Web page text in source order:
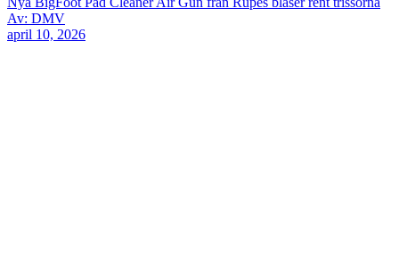
Av: DMV
april 10, 2026